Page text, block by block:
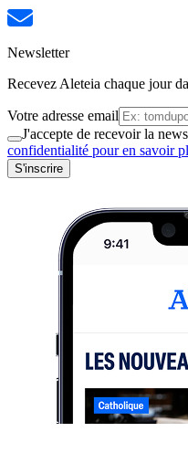
Newsletter
Recevez Aleteia chaque jour
Votre adresse email
J'accepte de recevoir la
confidentialité pour en savoir
S'inscrire